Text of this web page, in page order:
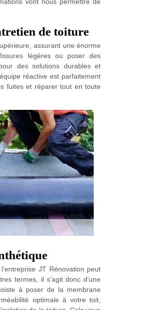
de toiture
assurant une énorme
légères ou poser des
des solutions durables et
réactive est parfaitement
fuites et réparer tout en toute
JT Rénovation peut
termes, il s’agit donc d’une
à poser de la membrane
optimale à votre toit,